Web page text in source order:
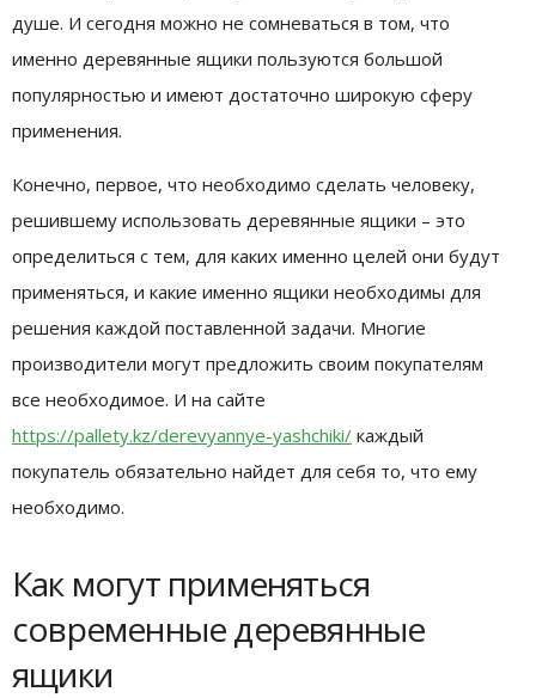
душе. И сегодня можно не сомневаться в том, что
именно деревянные ящики пользуются большой
популярностью и имеют достаточно широкую сферу
применения.
Конечно, первое, что необходимо сделать человеку,
решившему использовать деревянные ящики – это
определиться с тем, для каких именно целей они будут
применяться, и какие именно ящики необходимы для
решения каждой поставленной задачи. Многие
производители могут предложить своим покупателям
все необходимое. И на сайте
https://pallety.kz/derevyannye-yashchiki/ каждый
покупатель обязательно найдет для себя то, что ему
необходимо.
Как могут применяться
современные деревянные
ящики